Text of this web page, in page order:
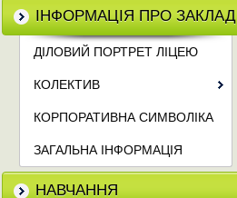
ІНФОРМАЦІЯ ПРО ЗАКЛАД
ДІЛОВИЙ ПОРТРЕТ ЛІЦЕЮ
КОЛЕКТИВ
КОРПОРАТИВНА СИМВОЛІКА
ЗАГАЛЬНА ІНФОРМАЦІЯ
НАВЧАННЯ